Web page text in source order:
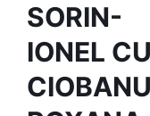
SORIN-
IONEL CU
CIOBANU